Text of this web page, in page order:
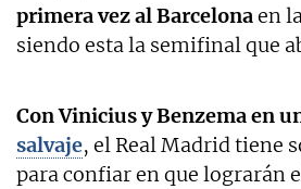
primera vez al Barcelonaen
siendo esta la semifinal que
Con Vinicius y Benzema en
salvaje, el Real Madrid tiene
para confiar en que lograrán